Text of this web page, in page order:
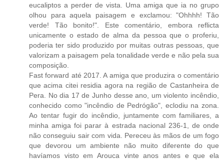
eucaliptos a perder de vista. Uma amiga que ia no grupo
olhou para aquela paisagem e exclamou: "Ohhhh! Tão
verde! Tão bonito!". Este comentário, embora reflicta
unicamente o estado de alma da pessoa que o proferiu,
poderia ter sido produzido por muitas outras pessoas, que
valorizam a paisagem pela tonalidade verde e não pela sua
composição.
Fast forward até 2017. A amiga que produzira o comentário
que acima citei residia agora na região de Castanheira de
Pera. No dia 17 de Junho desse ano, um violento incêndio,
conhecido como "incêndio de Pedrógão", eclodiu na zona.
Ao tentar fugir do incêndio, juntamente com familiares, a
minha amiga foi parar à estrada nacional 236-1, de onde
não conseguiu sair com vida. Pereceu às mãos de um fogo
que devorou um ambiente não muito diferente do que
havíamos visto em Arouca vinte anos antes e que ela